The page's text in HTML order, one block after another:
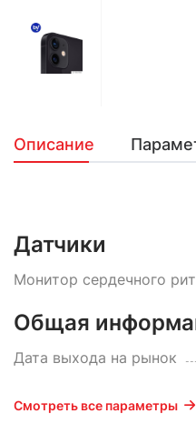
Описание
Датчики
Монитор сердечного
Общая
Дата выхода на рынок
Смотреть все параметры